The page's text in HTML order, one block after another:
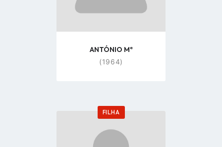
ANTÓNIO Mª
(1964)
FILHA
Go
profile
page